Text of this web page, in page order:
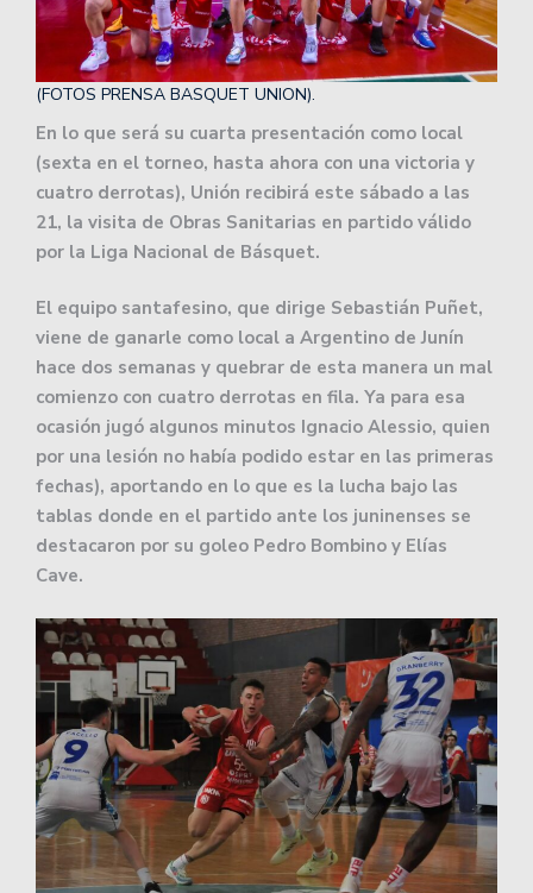
(FOTOS PRENSA BASQUET UNION).
En lo que será su cuarta presentación como local
(sexta en el torneo, hasta ahora con una victoria y
cuatro derrotas), Unión recibirá este sábado a las
21, la visita de Obras Sanitarias en partido válido
por la Liga Nacional de Básquet.
El equipo santafesino, que dirige Sebastián Puñet,
viene de ganarle como local a Argentino de Junín
hace dos semanas y quebrar de esta manera un mal
comienzo con cuatro derrotas en fila. Ya para esa
ocasión jugó algunos minutos Ignacio Alessio, quien
por una lesión no había podido estar en las primeras
fechas), aportando en lo que es la lucha bajo las
tablas donde en el partido ante los juninenses se
destacaron por su goleo Pedro Bombino y Elías
Cave.